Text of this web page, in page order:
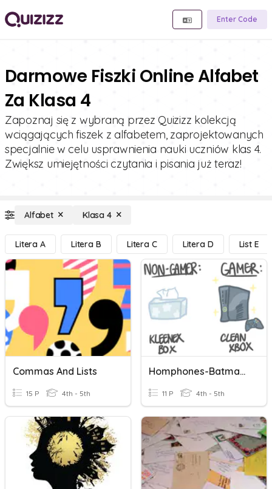
Enter Code
Darmowe Fiszki Online Alfabet
Za Klasa 4
Zapoznaj się z wybraną przez Quizizz kolekcją
wciągających fiszek z alfabetem, zaprojektowanych
specjalnie w celu usprawnienia nauki uczniów klas 4.
Zwiększ umiejętności czytania i pisania już teraz!
Alfabet Klasa 4
Litera A Litera B Litera C Litera D List E
Commas And Lists
15 P 4th - 5th
Homphones-Batman List
11 P 4th - 5th